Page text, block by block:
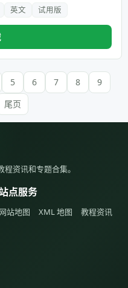
英文 试用版
5 6 7 8
9
尾页
资讯和专题合集。
点服务
网站地图 XML 地图 教程资讯